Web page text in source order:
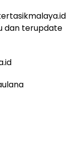
dan terupdate